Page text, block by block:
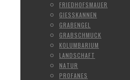
FRIEDHOFSMAUER
GIESSKANNEN
GRABENGEL
GRABSCHMUCK
KOLUMBARIUM
LANDSCHAFT
NATUR
PROFANES